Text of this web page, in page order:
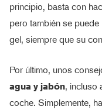
principio, basta con
pero también se
gel, siempre que su
Por último, unos
agua y jabón, incluso
coche. Simplemente,